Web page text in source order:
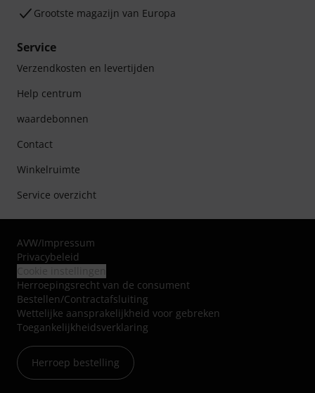
Grootste magazijn van Europa
Service
Verzendkosten en levertijden
Help centrum
waardebonnen
Contact
Winkelruimte
Service overzicht
AVW/Impressum
Privacybeleid
Herroepingsrecht van de consument
Bestellen/Contractafsluiting
Wettelijke aansprakelijkheid voor gebreken
Toegankelijkheidsverklaring
Herroep bestelling